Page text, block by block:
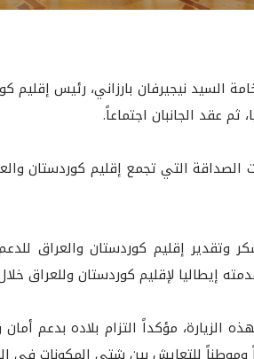
ثم عقد الجانبان اجتماعاً.
الصداقة التي تجمع إقليم كوردستان
وتقدير إقليم كوردستان والعراق
إيطاليا لإقليم كوردستان وللعراق
الزيارة، مؤكداً التزام بلاده بدعم